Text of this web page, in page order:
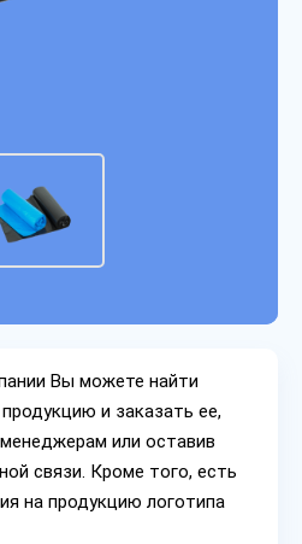
Вы можете найти
и заказать ее,
или оставив
связи. Кроме того, есть
на продукцию логотипа